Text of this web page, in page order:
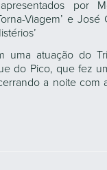
por
Viagem’ e José
uma atuação do
do Pico, que fez
a noite com